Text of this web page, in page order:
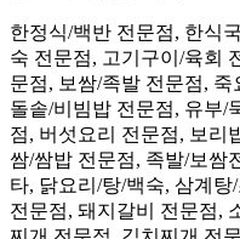
한정식/백반 전문점, 한식
숙 전문점, 고기구이/육회
문점, 보쌈/족발 전문점,
돌솥/비빔밥 전문점, 유부/
점, 버섯요리 전문점, 보리
쌈/쌈밥 전문점, 족발/보쌈
타, 닭요리/탕/백숙, 삼계
전문점, 돼지갈비 전문점,